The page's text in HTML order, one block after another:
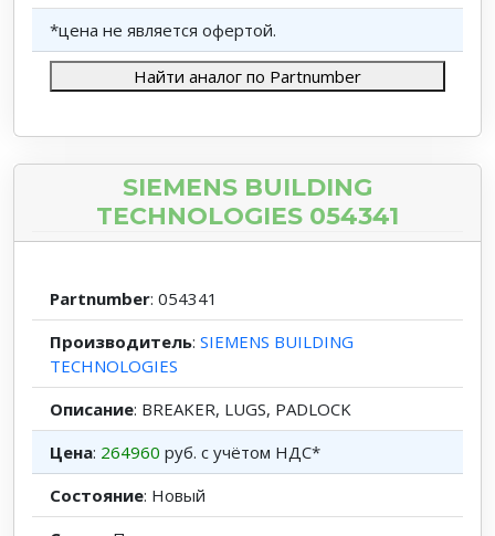
*цена не является офертой.
Найти аналог по Partnumber
SIEMENS BUILDING
TECHNOLOGIES 054341
Partnumber: 054341
Производитель: SIEMENS BUILDING
TECHNOLOGIES
Описание: BREAKER, LUGS, PADLOCK
Цена: 264960 руб. с учётом НДС*
Состояние: Новый